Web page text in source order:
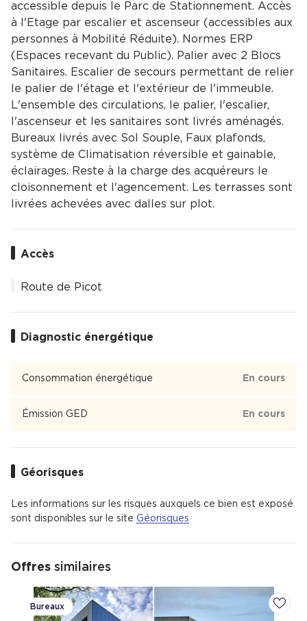
accessible depuis le Parc de Stationnement. Accès
à l'Etage par escalier et ascenseur (accessibles aux
personnes à Mobilité Réduite). Normes ERP
(Espaces recevant du Public). Palier avec 2 Blocs
Sanitaires. Escalier de secours permettant de relier
le palier de l'étage et l'extérieur de l'immeuble.
L'ensemble des circulations, le palier, l'escalier,
l'ascenseur et les sanitaires sont livrés aménagés.
Bureaux livrés avec Sol Souple, Faux plafonds,
système de Climatisation réversible et gainable,
éclairages. Reste à la charge des acquéreurs le
cloisonnement et l'agencement. Les terrasses sont
livrées achevées avec dalles sur plot.
Accès
Route de Picot
Diagnostic énergétique
Consommation énergétique En cours
Émission GED En cours
Géorisques
Les informations sur les risques auxquels ce bien est exposé
sont disponibles sur le site Géorisques
Offres similaires
Bureaux